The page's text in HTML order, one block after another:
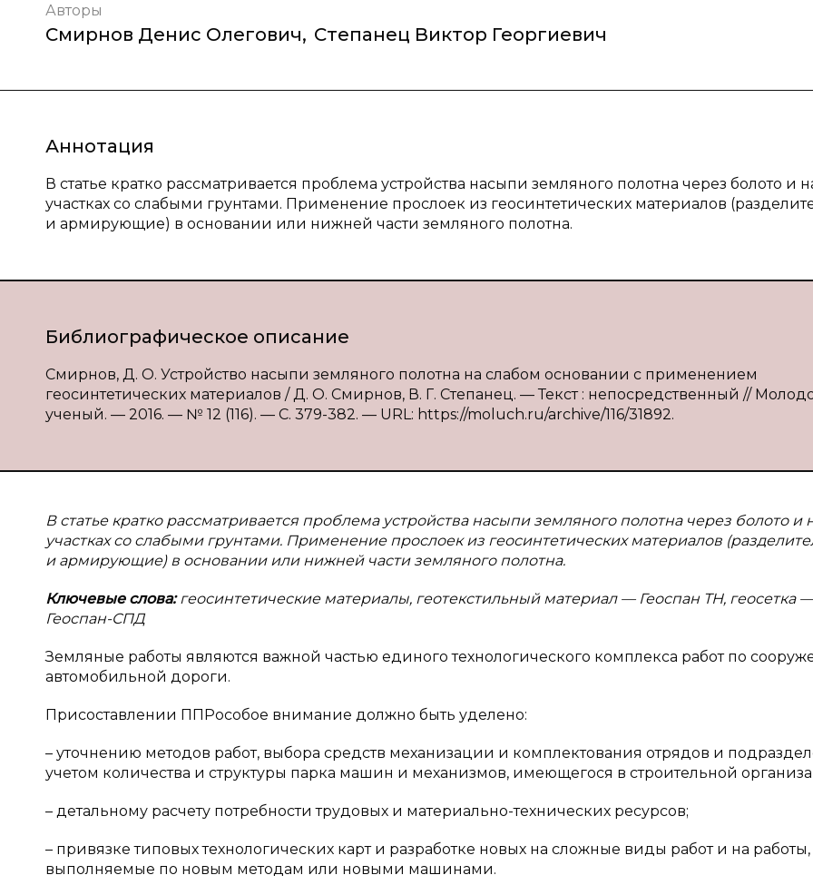
Авторы
Смирнов Денис Олегович, Степанец Виктор Георгиевич
Аннотация
В статье кратко рассматривается проблема устройства насыпи земляного полотна через болото и
участках со слабыми грунтами. Применение прослоек из геосинтетических материалов
и армирующие) в основании или нижней части земляного полотна.
Библиографическое описание
Смирнов, Д. О. Устройство насыпи земляного полотна на слабом основании с применением
геосинтетических материалов / Д. О. Смирнов, В. Г. Степанец. — Текст : непосредственный //
ученый. — 2016. — № 12 (116). — С. 379-382. — URL: https://moluch.ru/archive/116/31892.
В статье кратко рассматривается проблема устройства насыпи земляного полотна через болото и
участках со слабыми грунтами. Применение прослоек из геосинтетических материалов
и армирующие) в основании или нижней части земляного полотна.
Ключевые слова:геосинтетические материалы, геотекстильный материал — Геоспан ТН, геосетка —
Геоспан-СПД
Земляные работы являются важной частью единого технологического комплекса работ по
автомобильной дороги.
Присоставлении ППРособое внимание должно быть уделено:
– уточнению методов работ, выбора средств механизации и комплектования отрядов и
учетом количества и структуры парка машин и механизмов, имеющегося в строительной
– детальному расчету потребности трудовых и материально-технических ресурсов;
– привязке типовых технологических карт и разработке новых на сложные виды работ и на работы,
выполняемые по новым методам или новыми машинами.